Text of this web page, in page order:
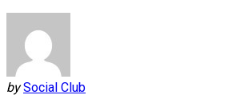
by Social Club